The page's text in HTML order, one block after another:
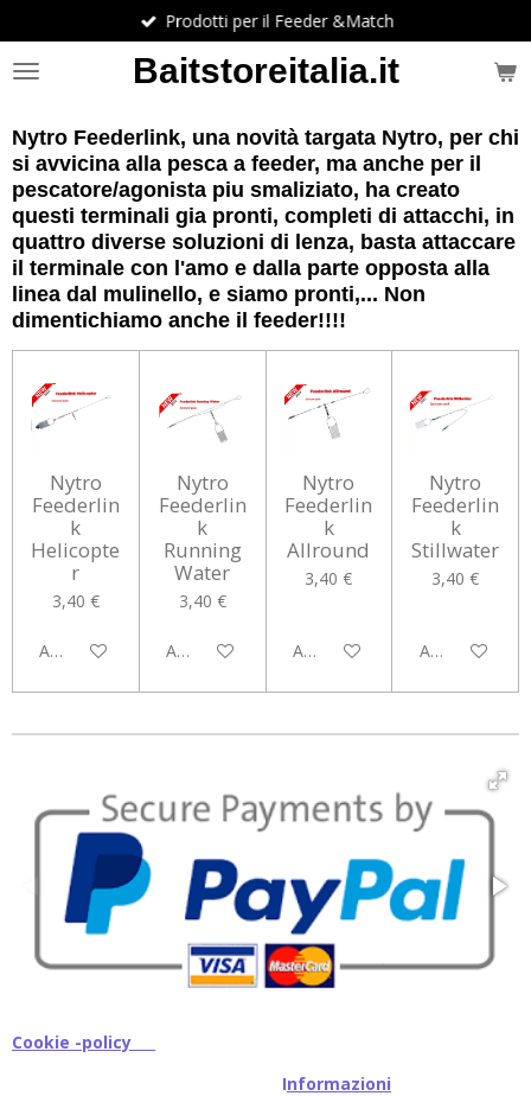
al
contenuto
Baitstoreitalia.it
Prodotti per il Feeder &Match
Nytro Feederlink, una novità targata Nytro, per chi
si avvicina alla pesca a feeder, ma anche per il
pescatore/agonista piu smaliziato, ha creato
questi terminali gia pronti, completi di attacchi, in
quattro diverse soluzioni di lenza, basta attaccare
il terminale con l'amo e dalla parte opposta alla
linea dal mulinello, e siamo pronti,... Non
dimentichiamo anche il feeder!!!!
Nytro
Feederlin
k
Helicopte
r
3,40 €
Aggiungi al carrello
Nytro
Feederlin
k
Running
Water
3,40 €
Aggiungi al carrello
Nytro
Feederlin
k
Allround
3,40 €
Aggiungi al carrello
Nytro
Feederlin
k
Stillwater
3,40 €
Aggiungi al
Cookie -policy
Informazioni